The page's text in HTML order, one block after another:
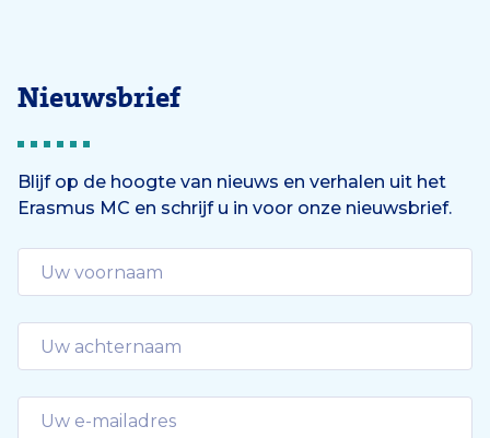
Nieuwsbrief
Blijf op de hoogte van nieuws en verhalen uit het
Erasmus MC en schrijf u in voor onze nieuwsbrief.